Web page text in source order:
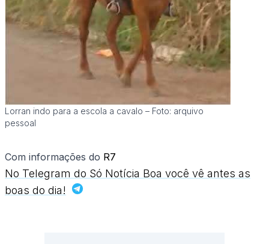
Lorran indo para a escola a cavalo – Foto: arquivo
pessoal
Com informações do R7
No Telegram do Só Notícia Boa você vê antes as
boas do dia!